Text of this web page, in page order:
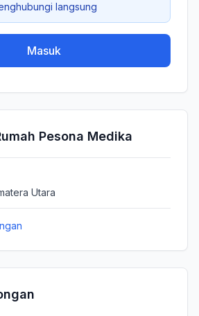
langsung
Masuk
Pesona Medika
Utara